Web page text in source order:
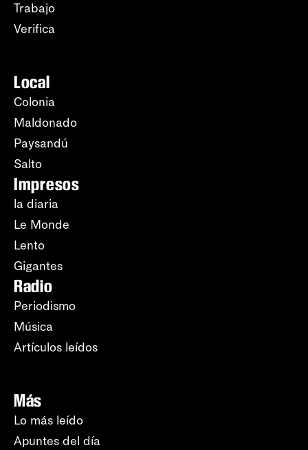
Trabajo
Verifica
Local
Colonia
Maldonado
Paysandú
Salto
Impresos
la diaria
Le Monde
Lento
Gigantes
Radio
Periodismo
Música
Artículos leídos
Más
Lo más leído
Apuntes del día